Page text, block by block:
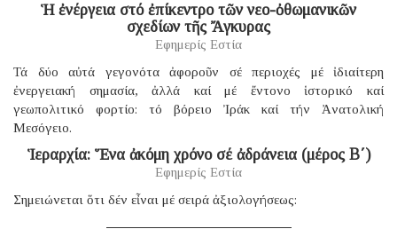
Ἡ ἐνέργεια στό ἐπίκεντρο τῶν νεο-ὀθωμανικῶν
σχεδίων τῆς Ἄγκυρας
Εφημερίς Εστία
Τά δύο αὐτά γεγονότα ἀφοροῦν σέ περιοχές μέ ἰδιαίτερη
ἐνεργειακή σημασία, ἀλλά καί μέ ἔντονο ἱστορικό καί
γεωπολιτικό φορτίο: τό βόρειο Ἰράκ καί τήν Ἀνατολική
Μεσόγειο.
Ἱεραρχία: Ἕνα ἀκόμη χρόνο σέ ἀδράνεια (μέρος B΄)
Εφημερίς Εστία
Σημειώνεται ὅτι δέν εἶναι μέ σειρά ἀξιολογήσεως: